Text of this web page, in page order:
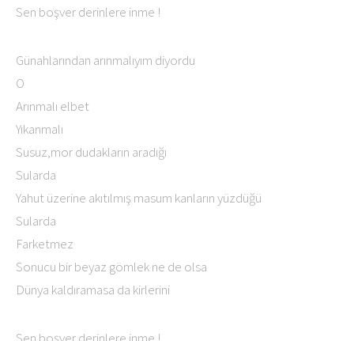
Sen boşver derinlere inme !
Günahlarından arınmalıyım diyordu
O
Arınmalı elbet
Yıkanmalı
Susuz,mor dudakların aradığı
Sularda
Yahut üzerine akıtılmış masum kanların yüzdüğü
Sularda
Farketmez
Sonucu bir beyaz gömlek ne de olsa
Dünya kaldıramasa da kirlerini